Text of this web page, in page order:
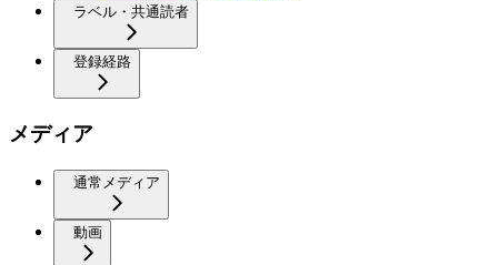
ラベル・共通読者
登録経路
メディア
通常メディア
動画